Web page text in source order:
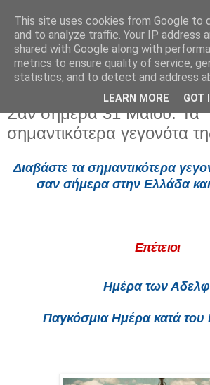
Κυριακή 31 Μαΐου 2026
Σαν σήμερα 31 Μαΐου: Τα
σημαντικότερα γεγονότα
Διαβάστε τα σημαντικότερα
σαν σήμερα στην Ελλάδα
Επέτειοι
Ημέρα των
Παγκόσμια Ημέρα κατά του
This site uses cookies from Google to
and to analyze traffic. Your IP address
shared with Google along with
metrics to ensure quality of service,
statistics, and to detect and address
LEARN MORE GOT